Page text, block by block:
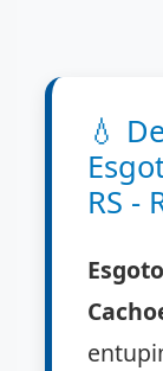
💧
RS -